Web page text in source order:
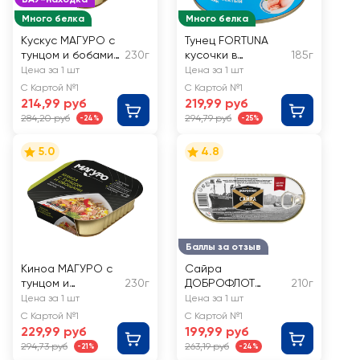
Много белка
Кускус МАГУРО с
тунцом и бобами
Эдамаме
230г
Цена за 1 шт
С Картой №1
214,99 руб
284,20 руб -24%
Много белка
Тунец FORTUNA
кусочки в
собственном соку
185г
Цена за 1 шт
С Картой №1
219,99 руб
294,79 руб -25%
5.0
Киноа МАГУРО с
тунцом и
овощами
230г
Цена за 1 шт
С Картой №1
229,99 руб
294,73 руб -21%
Баллы за отзыв
4.8
Сайра
ДОБРОФЛОТ
копченая в масле
210г
Цена за 1 шт
С Картой №1
199,99 руб
263,19 руб -24%